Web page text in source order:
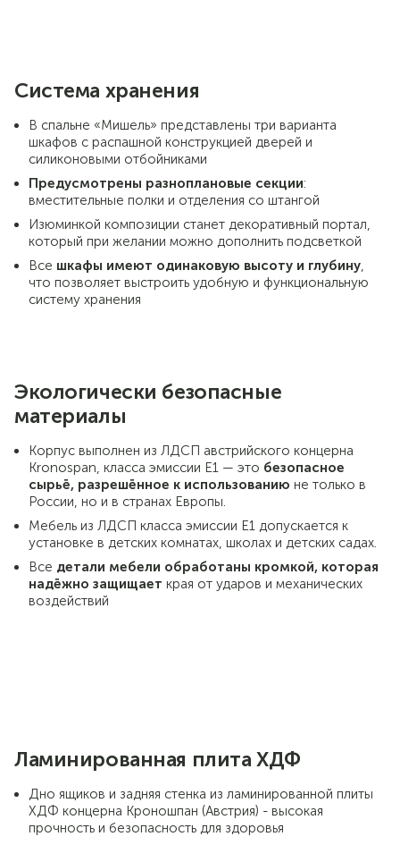
Система хранения
В спальне «Мишель» представлены три варианта
шкафов с распашной конструкцией дверей и
силиконовыми отбойниками
Предусмотрены разноплановые секции:
вместительные полки и отделения со штангой
Изюминкой композиции станет декоративный портал,
который при желании можно дополнить подсветкой
Все шкафы имеют одинаковую высоту и глубину
что позволяет выстроить удобную и функциональную
систему хранения
Экологически безопасные
материалы
Корпус выполнен из ЛДСП австрийского концерна
Kronospan, класса эмиссии E1 — это безопасное
сырьё, разрешённое к использованию не только в
России, но и в странах Европы.
Мебель из ЛДСП класса эмиссии E1 допускается к
установке в детских комнатах, школах и детских садах.
Все детали мебели обработаны кромкой, которая
надёжно защищает края от ударов и механических
воздействий
Ламинированная плита ХДФ
Дно ящиков и задняя стенка из ламинированной плиты
ХДФ концерна Кроношпан (Австрия) - высокая
прочность и безопасность для здоровья